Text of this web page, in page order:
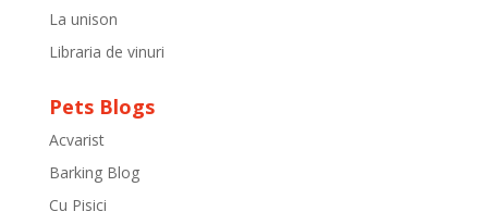
La unison
Libraria de vinuri
Pets Blogs
Acvarist
Barking Blog
Cu Pisici